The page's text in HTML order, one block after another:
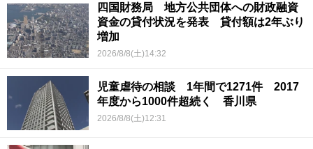
四国財務局 地方公共団体への財政融資
資金の貸付状況を発表 貸付額は2年ぶり
増加
2026/8/8(土)14:32
児童虐待の相談 1年間で1271件 2017
年度から1000件超続く 香川県
2026/8/8(土)12:31